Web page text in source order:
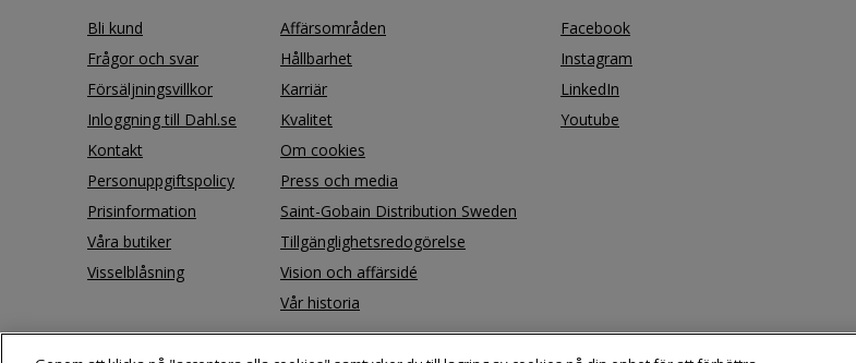
Bli kund
Frågor och svar
Försäljningsvillkor
Inloggning till Dahl.se
Kontakt
Personuppgiftspolicy
Prisinformation
Våra butiker
Visselblåsning
Affärsområden
Hållbarhet
Karriär
Kvalitet
Om cookies
Press och media
Saint-Gobain Distribution Sweden
Tillgänglighetsredogörelse
Vision och affärsidé
Vår historia
Facebook
Instagram
LinkedIn
Youtube